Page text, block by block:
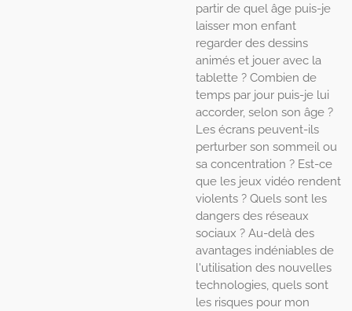
partir de quel âge puis-je
laisser mon enfant
regarder des dessins
animés et jouer avec la
tablette ? Combien de
temps par jour puis-je lui
accorder, selon son âge ?
Les écrans peuvent-ils
perturber son sommeil ou
sa concentration ? Est-ce
que les jeux vidéo rendent
violents ? Quels sont les
dangers des réseaux
sociaux ? Au-delà des
avantages indéniables de
l'utilisation des nouvelles
technologies, quels sont
les risques pour mon